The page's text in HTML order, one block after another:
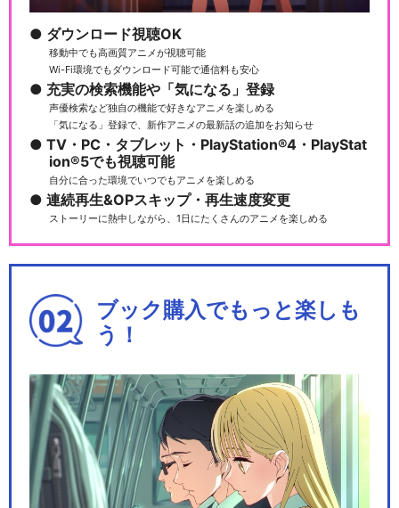
ダウンロード視聴OK
移動中でも高画質アニメが視聴可能
Wi-Fi環境でもダウンロード可能で通信料も安心
充実の検索機能や「気になる」登録
声優検索など独自の機能で好きなアニメを楽しめる
「気になる」登録で、新作アニメの最新話の追加をお知らせ
TV・PC・タブレット・PlayStation®4・PlayStat
ion®5でも視聴可能
自分に合った環境でいつでもアニメを楽しめる
連続再生&OPスキップ・再生速度変更
ストーリーに熱中しながら、1日にたくさんのアニメを楽しめる
ブック購入でもっと楽しも
う！